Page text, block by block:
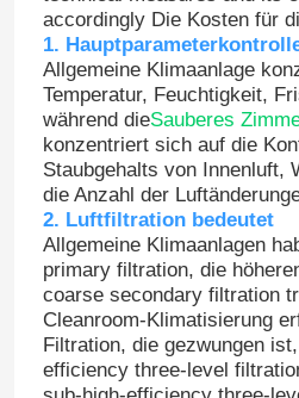
accordingly Die Kosten für
1.
Allgemeine Klimaanlage
Temperatur, Feuchtigkeit,
während dieSauberes
konzentriert sich auf die
Staubgehalts von Innenluft,
die Anzahl der
2. Luftfiltration bedeutet
Allgemeine Klimaanlagen
primary filtration, die
coarse secondary filtration
Cleanroom-Klimatisierung
Filtration, die gezwungen
efficiency three-level